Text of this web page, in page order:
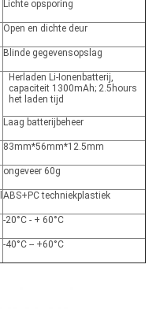
Lichte opsporing
Open en dichte deur
Blinde gegevensopslag
Herladen Li-Ionenbatterij,
capaciteit 1300mAh; 2.5hours
het laden tijd
Laag batterijbeheer
83mm*56mm*12.5mm
ongeveer 60g
ABS+PC techniekplastiek
-20°C - + 60°C
-40°C -- +60°C